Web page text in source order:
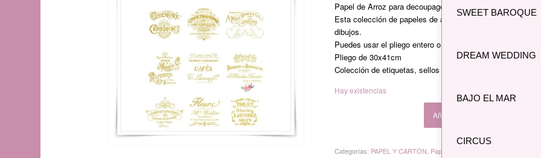
SWEET BAROQUE
DREAM WEDDING
BAJO EL MAR
CIRCUS
Papel de Arroz para decoupage, mix media y
Esta colección de papeles de arroz se caracteriza por la
dibujos.
Puedes usar el pliego entero o por trozos.
Pliego de 30x41cm
Colección de etiquetas, sellos y cromos de estilo vintage
Hay existencias
Añadir al carrito
Categorías: PAPEL Y CARTÓN, Papeles arroz